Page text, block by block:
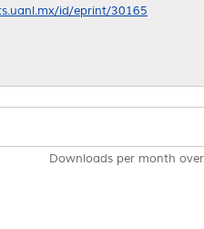
id/eprint/30165
Downloads per month